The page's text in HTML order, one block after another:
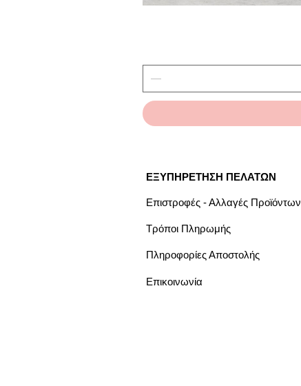
ΕΞΥΠΗΡΕΤΗΣΗ ΠΕΛΑΤΩΝ
Επιστροφές - Αλλαγές Προϊόντων
Τρόποι Πληρωμής
Πληροφορίες Αποστολής
Επικοινωνία